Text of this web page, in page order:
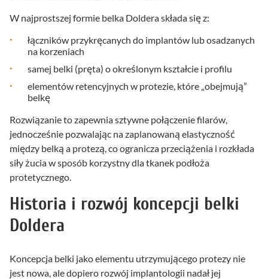
W najprostszej formie belka Doldera składa się z:
łączników przykręcanych do implantów lub osadzanych
na korzeniach
samej belki (pręta) o określonym kształcie i profilu
elementów retencyjnych w protezie, które „obejmują”
belkę
Rozwiązanie to zapewnia sztywne połączenie filarów,
jednocześnie pozwalając na zaplanowaną elastyczność
między belką a protezą, co ogranicza przeciążenia i rozkłada
siły żucia w sposób korzystny dla tkanek podłoża
protetycznego.
Historia i rozwój koncepcji belki
Doldera
Koncepcja belki jako elementu utrzymującego protezy nie
jest nowa, ale dopiero rozwój implantologii nadał jej